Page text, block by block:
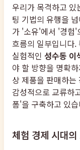
우리가 목격하고
팅 기법의 유행을
가 '소유'에서 '경험'
흐름의 일부입니다.
실험적인 성수동 이
야 할 방향을 명확
상 제품을 판매하
감성적으로 교류하
폼'을 구축하고 있
체험 경제 시대의